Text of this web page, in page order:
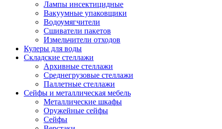
Лампы инсектицидные
Вакуумные упаковщики
Водоумягчители
Сшиватели пакетов
Измельчители отходов
Кулеры для воды
Складские стеллажи
Архивные стеллажи
Среднегрузовые стеллажи
Паллетные стеллажи
Сейфы и металлическая мебель
Металлические шкафы
Оружейные сейфы
Сейфы